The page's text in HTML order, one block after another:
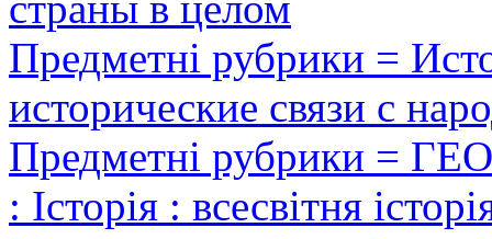
Предметні рубрики =
исторические связи с
Предметні рубрики =
: Історія : всесвітня